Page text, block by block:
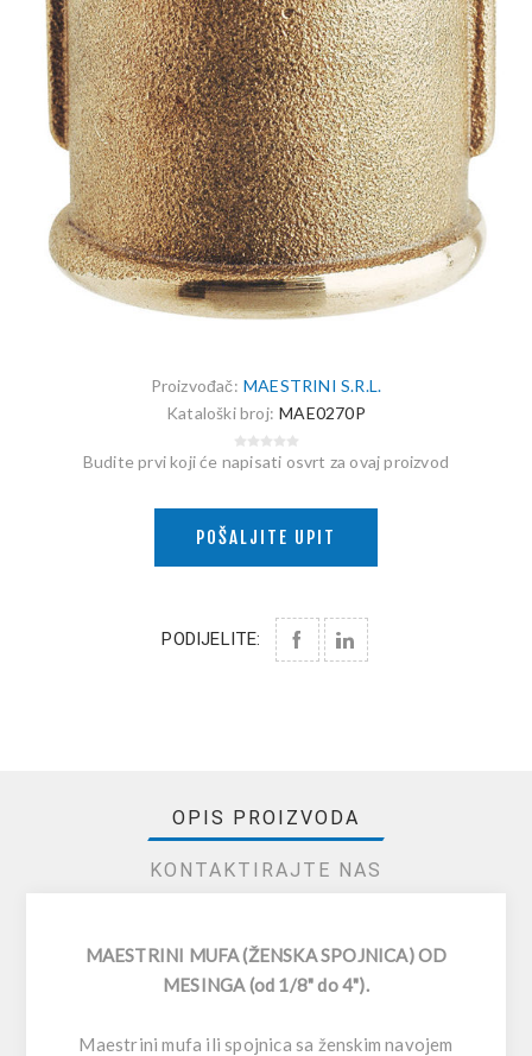
Proizvođač: MAESTRINI S.R.L.
Kataloški broj: MAE0270P
Budite prvi koji će napisati osvrt za ovaj proizvod
POŠALJITE UPIT
PODIJELITE:
OPIS PROIZVODA
KONTAKTIRAJTE NAS
MAESTRINI MUFA (ŽENSKA SPOJNICA) OD
MESINGA (od 1/8" do 4").
Maestrini mufa ili spojnica sa ženskim navojem